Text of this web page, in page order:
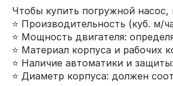
Чтобы купить погружной
⭐ Производительность (куб. м/
⭐ Мощность двигателя:
⭐ Материал корпуса и рабочих
⭐ Наличие автоматики и
⭐ Диаметр корпуса: должен